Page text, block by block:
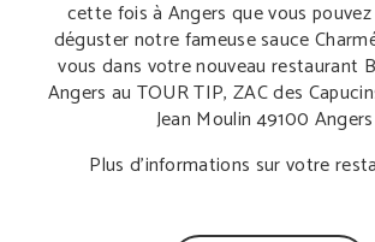
cette fois à Angers que vous
déguster notre fameuse sauce
vous dans votre nouveau restaurant
Angers au TOUR TIP, ZAC des
Jean Moulin 49100
Plus d’informations sur votre